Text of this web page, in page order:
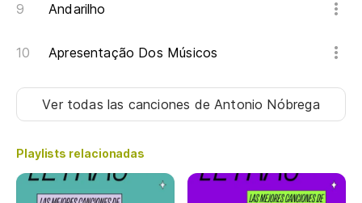
Andarilho
Apresentação Dos Músicos
Ver todas las canciones de Antonio Nóbrega
Playlists relacionadas